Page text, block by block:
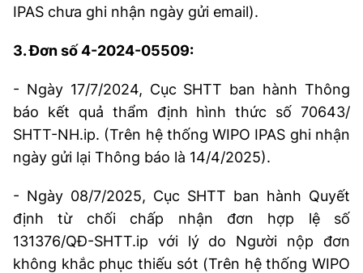
IPAS chưa ghi nhận ngày gửi email).
3. Đơn số 4-2024-05509:
- Ngày 17/7/2024, Cục SHTT ban hành Thông
báo kết quả thẩm định hình thức số 70643/
SHTT-NH.ip. (Trên hệ thống WIPO IPAS ghi nhận
ngày gửi lại Thông báo là 14/4/2025).
- Ngày 08/7/2025, Cục SHTT ban hành Quyết
định từ chối chấp nhận đơn hợp lệ số
131376/QĐ-SHTT.ip với lý do Người nộp đơn
không khắc phục thiếu sót (Trên hệ thống WIPO